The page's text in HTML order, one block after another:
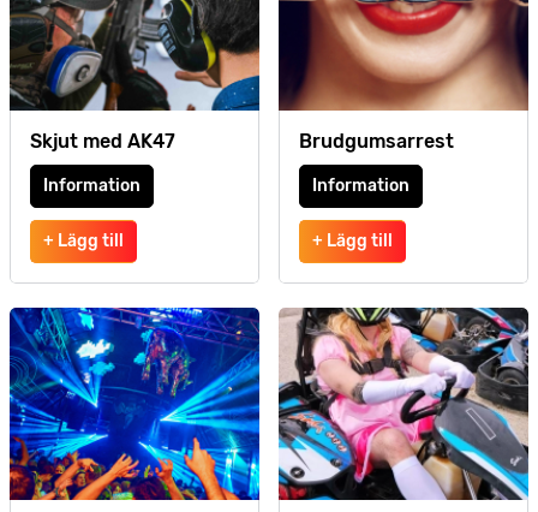
Skjut med AK47
Information
+ Lägg till
Brudgumsarrest
Information
+ Lägg till